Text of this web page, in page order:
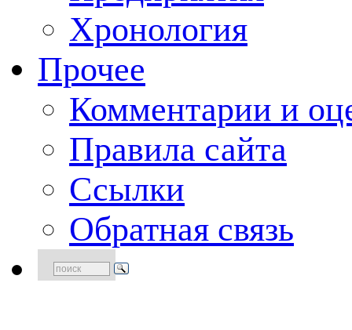
Хронология
Прочее
Комментарии и
Правила сайта
Ссылки
Обратная связь